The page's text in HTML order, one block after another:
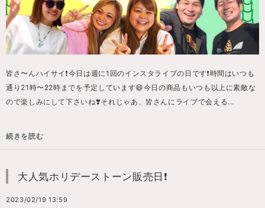
皆さ〜んハイサイ❗️今日は週に1回のインスタライブの日です❗️時間はいつも
通り21時〜22時までを予定しています😄今日の商品もいつも以上に素敵な
ので楽しみにして下さいね❣️それじゃあ、皆さんにライブで会える...
続きを読む
大人気ホリデーストーン販売日❗️
2023/02/19 13:59